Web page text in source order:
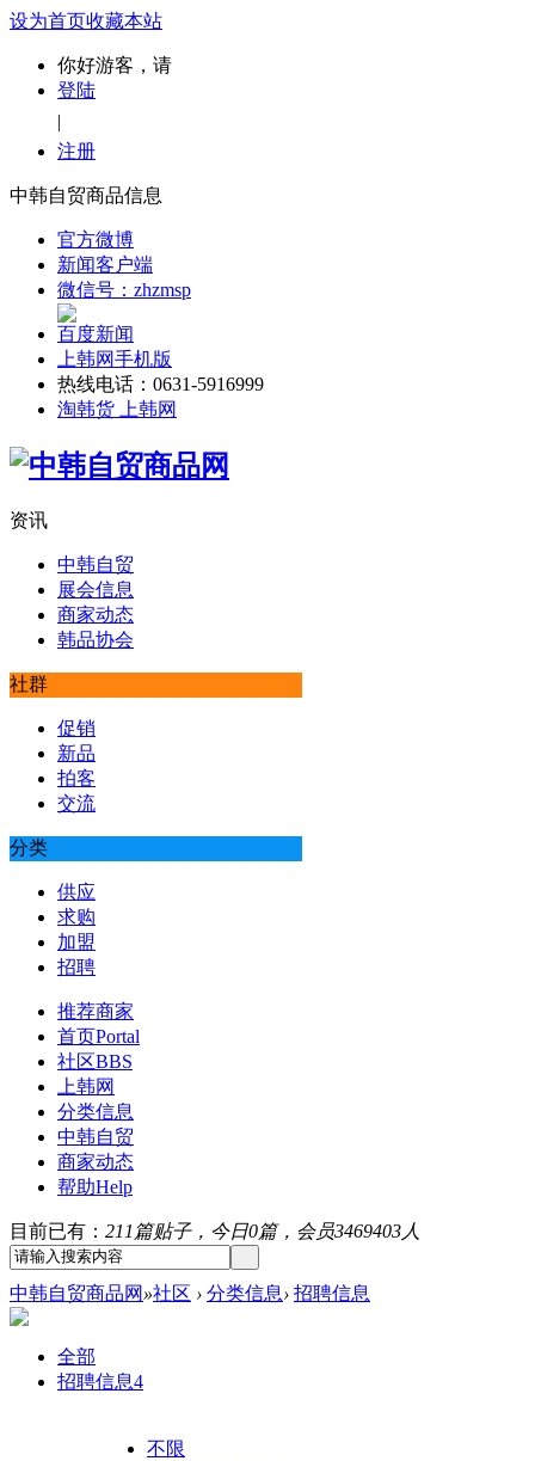
设为首页收藏本站
你好游客，请
登陆
|
注册
中韩自贸商品信息
官方微博
新闻客户端
微信号：zhzmsp
百度新闻
上韩网手机版
热线电话：0631-5916999
淘韩货 上韩网
资讯
中韩自贸
展会信息
商家动态
韩品协会
社群
促销
新品
拍客
交流
分类
供应
求购
加盟
招聘
推荐商家
首页Portal
社区BBS
上韩网
分类信息
中韩自贸
商家动态
帮助Help
目前已有： 211篇贴子，今日0篇，会员3469403人
中韩自贸商品网 »社区 › 分类信息› 招聘信息
全部
招聘信息4
不限